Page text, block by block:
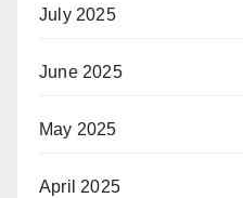
July 2025
June 2025
May 2025
April 2025